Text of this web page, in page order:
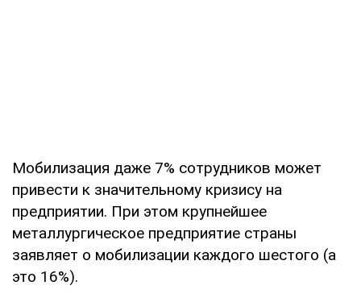
Мобилизация даже 7% сотрудников может
привести к значительному кризису на
предприятии. При этом крупнейшее
металлургическое предприятие страны
заявляет о мобилизации каждого шестого (а
это 16%).